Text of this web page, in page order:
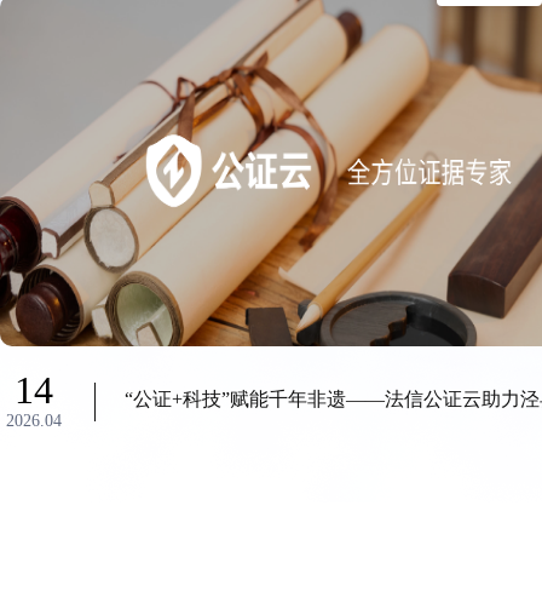
14
2026.04
“公证+科技”赋能千年非遗——法信公证云助力泾县“宣纸